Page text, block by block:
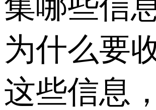
为什么要
这些信息